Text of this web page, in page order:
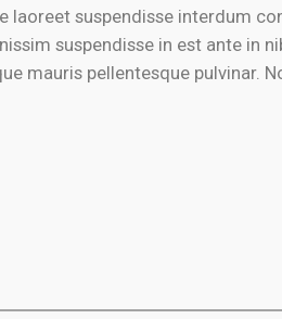
laoreet suspendisse interdum
suspendisse in est ante in
mauris pellentesque pulvinar.